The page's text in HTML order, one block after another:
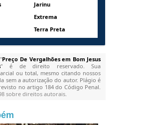
Jarinu
Extrema
Terra Preta
Preço De Vergalhões em Bom Jesus
" é de direito reservado. Sua
ou total, mesmo citando nossos
sem a autorização do autor. Plágio é
no artigo 184 do Código Penal.
sobre direitos autorais.